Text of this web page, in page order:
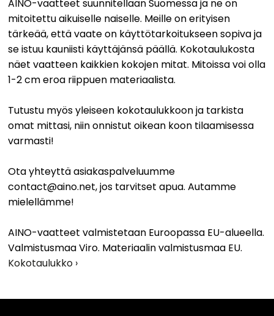
AINO-vaatteet suunnitellaan Suomessa ja ne on
mitoitettu aikuiselle naiselle. Meille on erityisen
tärkeää, että vaate on käyttötarkoitukseen sopiva ja
se istuu kauniisti käyttäjänsä päällä. Kokotaulukosta
näet vaatteen kaikkien kokojen mitat. Mitoissa voi olla
1-2 cm eroa riippuen materiaalista.
Tutustu myös yleiseen kokotaulukkoon ja tarkista
omat mittasi, niin onnistut oikean koon tilaamisessa
varmasti!
Ota yhteyttä asiakaspalveluumme
contact@aino.net, jos tarvitset apua. Autamme
mielellämme!
AINO-vaatteet valmistetaan Euroopassa EU-alueella.
Valmistusmaa Viro. Materiaalin valmistusmaa EU.
Kokotaulukko ›